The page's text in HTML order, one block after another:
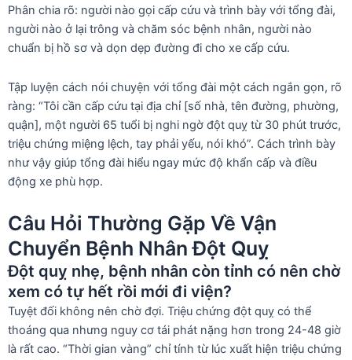
Phân chia rõ: người nào gọi cấp cứu và trình bày với tổng đài,
người nào ở lại trông và chăm sóc bệnh nhân, người nào
chuẩn bị hồ sơ và dọn dẹp đường đi cho xe cấp cứu.
Tập luyện cách nói chuyện với tổng đài một cách ngắn gọn, rõ
ràng: “Tôi cần cấp cứu tại địa chỉ [số nhà, tên đường, phường,
quận], một người 65 tuổi bị nghi ngờ đột quỵ từ 30 phút trước,
triệu chứng miệng lệch, tay phải yếu, nói khó”. Cách trình bày
như vậy giúp tổng đài hiểu ngay mức độ khẩn cấp và điều
động xe phù hợp.
Câu Hỏi Thường Gặp Về Vận
Chuyển Bệnh Nhân Đột Quỵ
Đột quỵ nhẹ, bệnh nhân còn tỉnh có nên chờ
xem có tự hết rồi mới đi viện?
Tuyệt đối không nên chờ đợi. Triệu chứng đột quỵ có thể
thoáng qua nhưng nguy cơ tái phát nặng hơn trong 24-48 giờ
là rất cao. “Thời gian vàng” chỉ tính từ lúc xuất hiện triệu chứng